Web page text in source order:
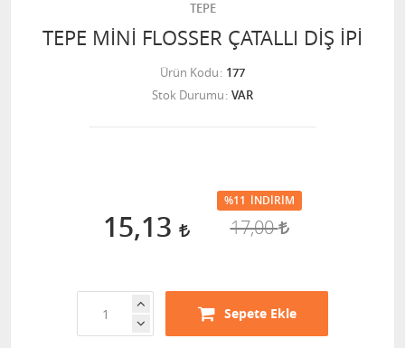
TEPE
TEPE MİNİ FLOSSER ÇATALLI DİŞ İPİ
Ürün Kodu 177
Stok Durumu VAR
15,13
%11 İNDIRIM
17,00
Sepete Ekle